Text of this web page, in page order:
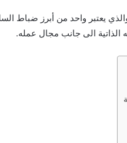
يعتبر واحد من أبرز ضباط
الذاتية الى جانب مجال عمله.